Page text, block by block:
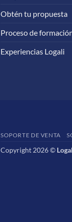
Obtén tu propuesta
Proceso de
Experiencias Logali
SOPORTE DE VENTA
Copyright 2026 ©